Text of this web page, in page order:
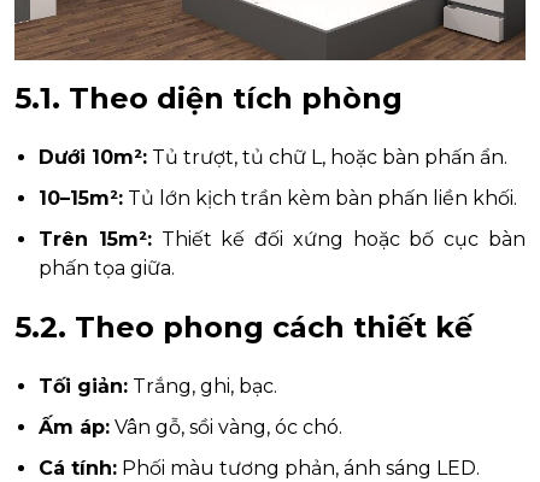
5.1. Theo diện tích phòng
Dưới 10m²: Tủ trượt, tủ chữ L, hoặc bàn phấn ẩn.
10–15m²: Tủ lớn kịch trần kèm bàn phấn liền khối.
Trên 15m²:Thiết kế đối xứng hoặc bố cục bàn
phấn tọa giữa.
5.2. Theo phong cách thiết kế
Tối giản: Trắng, ghi, bạc.
Ấm áp: Vân gỗ, sồi vàng, óc chó.
Cá tính: Phối màu tương phản, ánh sáng LED.